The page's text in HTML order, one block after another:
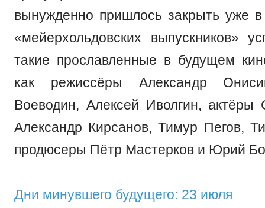
вынужденно пришлось закрыть уже
«мейерхольдовских выпускников»
такие прославленные в будущем
как режиссёры Александр
Воеводин, Алексей Иволгин, актёры
Александр Кирсанов, Тимур Пегов,
продюсеры Пётр Мастерков и Юрий
Дни минувшего будущего: 23 июля